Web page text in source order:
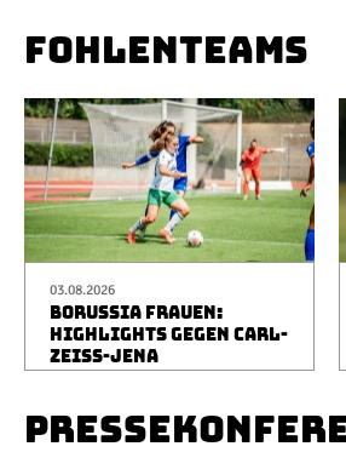
FOHLENTEAMS
03.08.2026
BORUSSIA FRAUEN:
HIGHLIGHTS GEGEN CARL-
ZEISS-JENA